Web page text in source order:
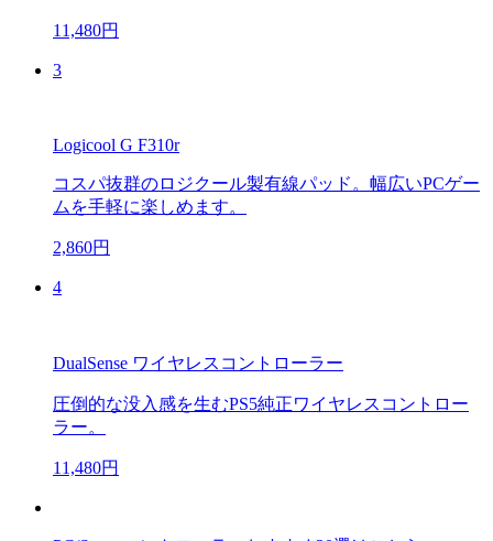
11,480円
3
Logicool G F310r
コスパ抜群のロジクール製有線パッド。幅広いPCゲー
ムを手軽に楽しめます。
2,860円
4
DualSense ワイヤレスコントローラー
圧倒的な没入感を生むPS5純正ワイヤレスコントロー
ラー。
11,480円